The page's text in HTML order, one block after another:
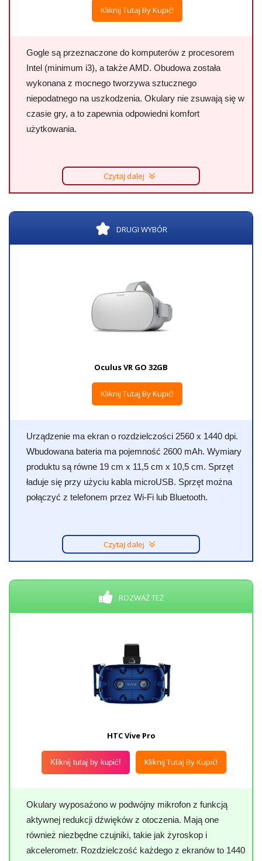
Kliknij Tutaj By Kupić!
Gogle są przeznaczone do komputerów z procesorem
Intel (minimum i3), a także AMD. Obudowa została
wykonana z mocnego tworzywa sztucznego
niepodatnego na uszkodzenia. Okulary nie zsuwają się w
czasie gry, a to zapewnia odpowiedni komfort
użytkowania.
Czytaj dalej
DRUGI WYBÓR
Oculus VR GO 32GB
Kliknij Tutaj By Kupić!
Urządzenie ma ekran o rozdzielczości 2560 x 1440 dpi.
Wbudowana bateria ma pojemność 2600 mAh. Wymiary
produktu są równe 19 cm x 11,5 cm x 10,5 cm. Sprzęt
ładuje się przy użyciu kabla microUSB. Sprzęt można
połączyć z telefonem przez Wi-Fi lub Bluetooth.
Czytaj dalej
ROZWAŻ TEŻ
HTC Vive Pro
Kliknij tutaj by kupić! Kliknij Tutaj By Kupić!
Okulary wyposażono w podwójny mikrofon z funkcją
aktywnej redukcji dźwięków z otoczenia. Mają one
również niezbędne czujniki, takie jak żyroskop i
akcelerometr. Rozdzielczość każdego z ekranów to 1440